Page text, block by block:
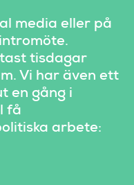
media eller på
tisdagar
Vi har även ett
en gång i
få